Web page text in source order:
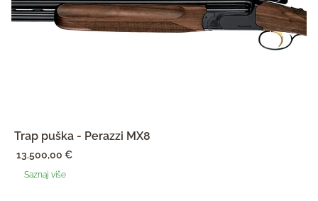
Trap puška - Perazzi MX8
13.500,00€
Saznaj više